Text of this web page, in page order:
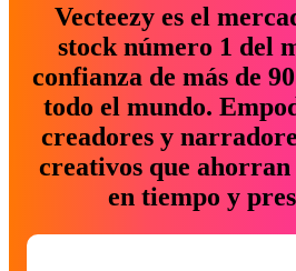
Vecteezy es el
stock número 1 del
confianza de más de
todo el mundo.
creadores y
creativos que ahorran
en tiempo y